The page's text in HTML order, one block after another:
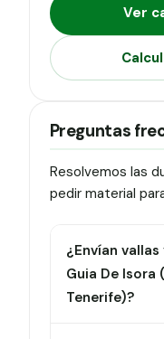
Ver
Preguntas
Resolvemos las
pedir material
¿Envían
Guia De Isora
Tenerife)?